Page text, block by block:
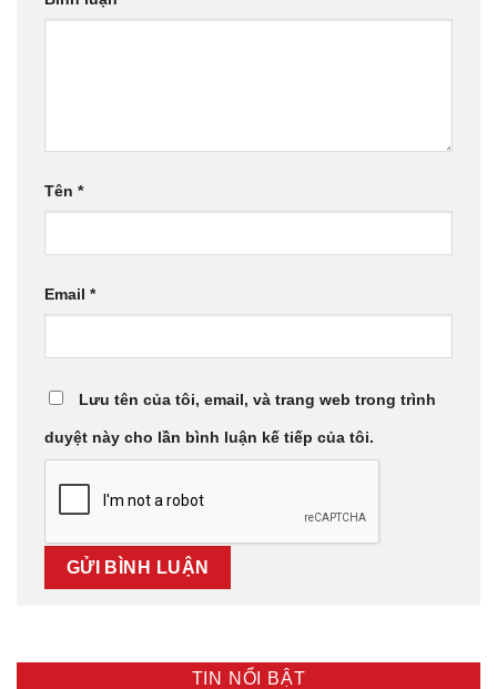
Tên *
Email *
Lưu tên của tôi, email, và trang web trong trình
duyệt này cho lần bình luận kế tiếp của tôi.
TIN NỔI BẬT